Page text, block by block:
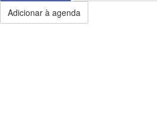
Adicionar à agenda